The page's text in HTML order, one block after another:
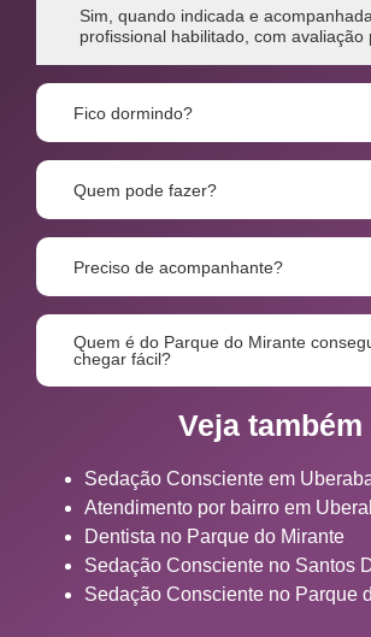
Sim, quando indicada e
profissional habilitado, com avaliação
Fico dormindo?
Quem pode fazer?
Preciso de acompanhante?
Quem é do Parque do Mirante
chegar fácil?
Veja também
Sedação Consciente em
Atendimento por bairro em
Dentista no Parque do Mirante
Sedação Consciente no Santos
Sedação Consciente no Parque